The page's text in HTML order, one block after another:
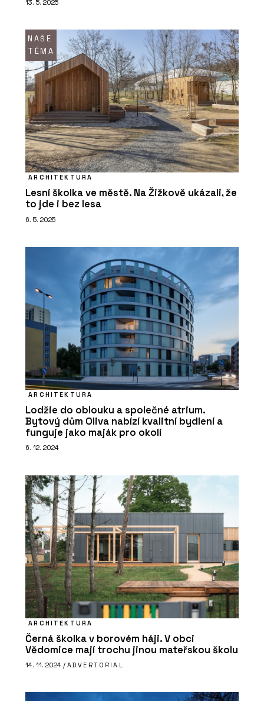
13. 5. 2025
NAŠE
TÉMA
ARCHITEKTURA
Lesní školka ve městě. Na Žižkově ukázali, že
to jde i bez lesa
6. 5. 2025
ARCHITEKTURA
Lodžie do oblouku a společné atrium.
Bytový dům Oliva nabízí kvalitní bydlení a
funguje jako maják pro okolí
6. 12. 2024
ARCHITEKTURA
Černá školka v borovém háji. V obci
Vědomice mají trochu jinou mateřskou školu
14. 11. 2024 / ADVERTORIAL